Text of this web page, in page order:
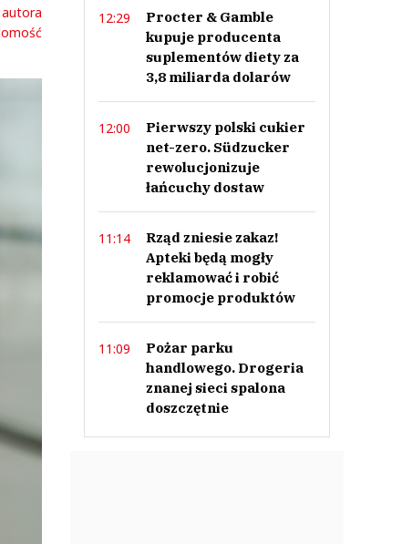
autora
12:29
Procter & Gamble
kupuje producenta
suplementów diety za
3,8 miliarda dolarów
12:00
Pierwszy polski cukier
net-zero. Südzucker
rewolucjonizuje
łańcuchy dostaw
11:14
Rząd zniesie zakaz!
Apteki będą mogły
reklamować i robić
promocje produktów
11:09
Pożar parku
handlowego. Drogeria
znanej sieci spalona
doszczętnie